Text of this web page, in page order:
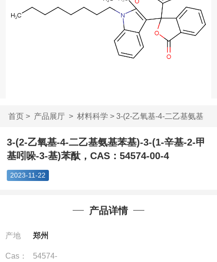
首页> 产品展厅> 材料科学 > 3-(2-乙氧基-4-二乙基氨基
苯基...
3-(2-乙氧基-4-二乙基氨基苯基)-3-(1-辛基-2-甲
基吲哚-3-基)苯酞，CAS：54574-00-4
2023-11-22
产品详情
产地 郑州
Cas：
54574-